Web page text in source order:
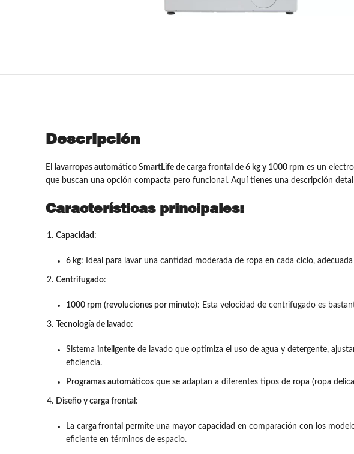
Descripción
El lavarropas automático SmartLife de carga frontal de 6 kg y 1000 rpm es un
que buscan una opción compacta pero funcional. Aquí tienes una descripción
Características principales:
Capacidad :
6 kg: Ideal para lavar una cantidad moderada de ropa en cada ciclo,
Centrifugado:
1000 rpm (revoluciones por minuto): Esta velocidad de centrifugado es
Tecnología de lavado:
Sistema inteligente de lavado que optimiza el uso de agua y detergente,
eficiencia.
Programas automáticos que se adaptan a diferentes tipos de ropa (ropa
Diseño y carga frontal :
La carga frontal permite una mayor capacidad en comparación con los
eficiente en términos de espacio.